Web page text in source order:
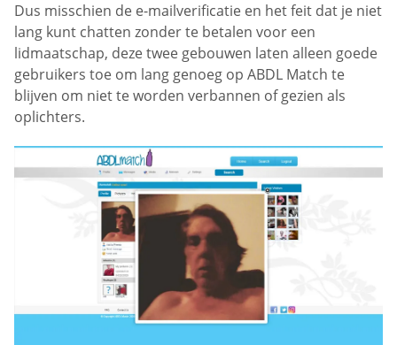
Dus misschien de e-mailverificatie en het feit dat je niet
lang kunt chatten zonder te betalen voor een
lidmaatschap, deze twee gebouwen laten alleen goede
gebruikers toe om lang genoeg op ABDL Match te
blijven om niet te worden verbannen of gezien als
oplichters.